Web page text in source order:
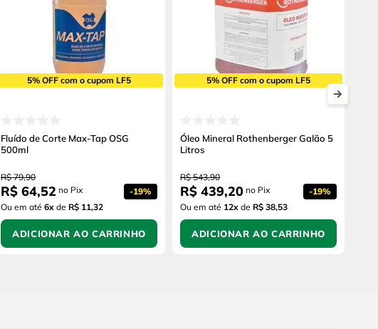
5% OFF com o cupom LF5
Fluído de Corte Max-Tap OSG
500ml
R$ 79,90
R$ 64,52 no Pix -19%
Ou em até 6x de R$ 11,32
ADICIONAR AO CARRINHO
5% OFF com o cupom LF5
Óleo Mineral Rothenberger Galão 5
Litros
R$ 543,90
R$ 439,20 no Pix -19%
Ou em até 12x de R$ 38,53
ADICIONAR AO CARRINHO